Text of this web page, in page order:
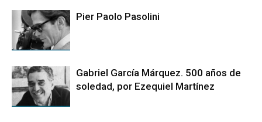
Pier Paolo Pasolini
Gabriel García Márquez. 500 años de
soledad, por Ezequiel Martínez